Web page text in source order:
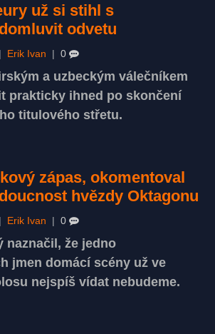
už si stihl s
odvetu
Erik Ivan 0
a uzbeckým válečníkem
prakticky ihned po skončení
titulového střetu.
zápas, okomentoval
hvězdy Oktagonu
Erik Ivan 0
naznačil, že jedno
jmen domácí scény už ve
nejspíš vídat nebudeme.